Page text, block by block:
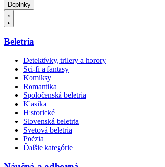
Doplnky
Beletria
Detektívky, trilery a horory
Sci-fi a fantasy
Komiksy
Romantika
Spoločenská beletria
Klasika
Historické
Slovenská beletria
Svetová beletria
Poézia
Ďalšie kategórie